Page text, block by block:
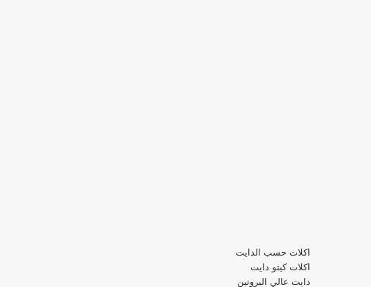
اكلات حسب الدايت
اكلات كيتو دايت
دايت عالي البروتين